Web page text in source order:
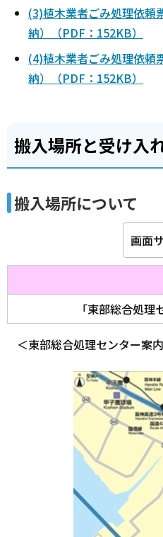
(3)植木業者ごみ処理依頼
納）（PDF：152KB）
(4)植木業者ごみ処理依頼
納）（PDF：152KB）
搬入場所と受け入
搬入場所について
画面
「東部総合処
＜東部総合処理センター案